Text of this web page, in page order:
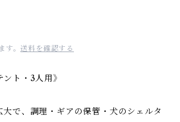
す。送料を確認する
ント・3人用》
で、調理・ギアの保管・犬のシェルタ